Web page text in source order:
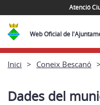
Atenció
Web Oficial de
Inici Coneix Bescanó
Dades del